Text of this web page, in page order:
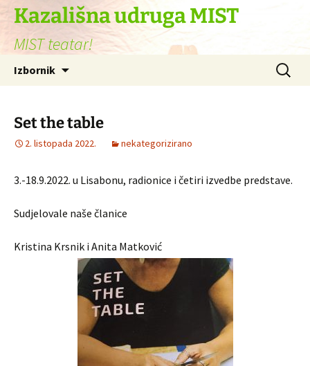
Skoči
sadržaja
Kazališna udruga MIST
MIST teatar!
Izbornik
Set the table
2. listopada 2022. nekategorizirano
3.-18.9.2022. u Lisabonu, radionice i četiri izvedbe predstave.
Sudjelovale naše članice
Kristina Krsnik i Anita Matković